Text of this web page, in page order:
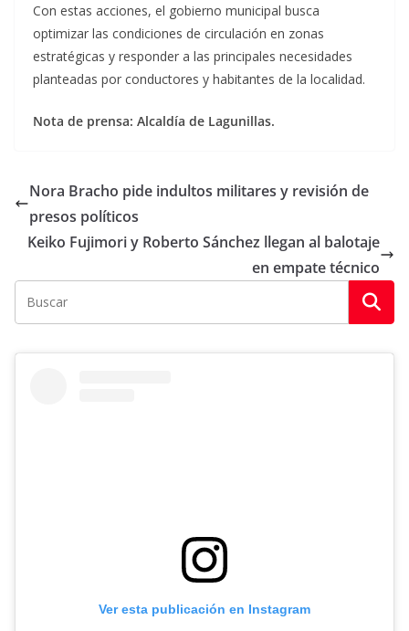
Con estas acciones, el gobierno municipal busca
optimizar las condiciones de circulación en zonas
estratégicas y responder a las principales necesidades
planteadas por conductores y habitantes de la localidad.
Nota de prensa: Alcaldía de Lagunillas.
Nora Bracho pide indultos militares y revisión de
presos políticos
Keiko Fujimori y Roberto Sánchez llegan al balotaje
en empate técnico
Ver esta publicación en Instagram